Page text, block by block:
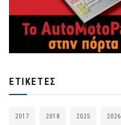
ΕΤΙΚΈΤΕΣ
2017 2018 2025 2026